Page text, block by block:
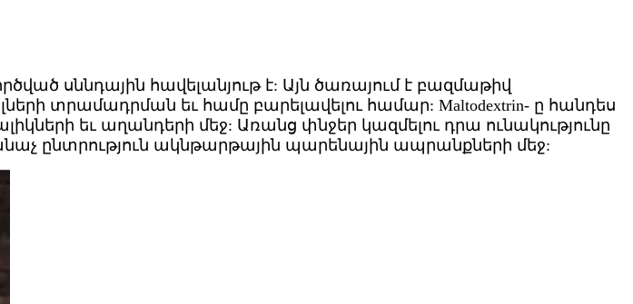
սննդային հավելանյութ է: Այն ծառայում է բազմաթիվ
տրամադրման եւ համը բարելավելու համար: Maltodextrin- ը հանդես
եւ աղանդերի մեջ: Առանց փնջեր կազմելու դրա ունակությունը
ընտրություն ակնթարթային պարենային ապրանքների մեջ: